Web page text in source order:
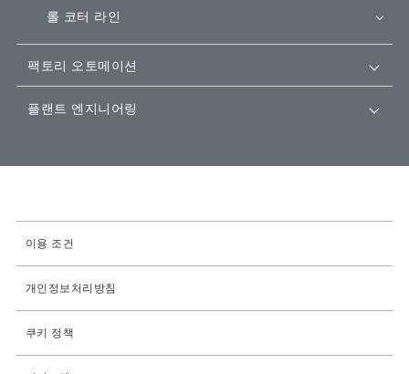
롤 코터 라인
팩토리 오토메이션
플랜트 엔지니어링
이용 조건
개인정보처리방침
쿠키 정책